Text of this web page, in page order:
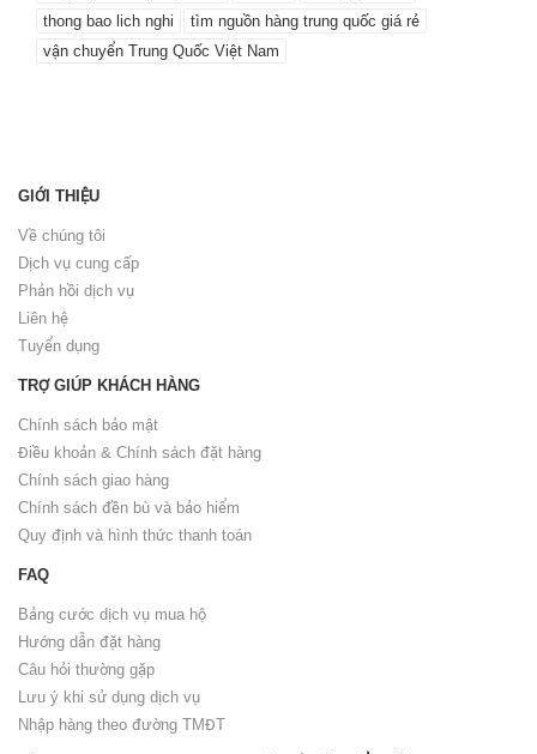
thong bao lich nghi
tìm nguồn hàng trung quốc giá rẻ
vận chuyển Trung Quốc Việt Nam
GIỚI THIỆU
Về chúng tôi
Dịch vụ cung cấp
Phản hồi dịch vụ
Liên hệ
Tuyển dụng
TRỢ GIÚP KHÁCH HÀNG
Chính sách bảo mật
Điều khoản & Chính sách đặt hàng
Chính sách giao hàng
Chính sách đền bù và bảo hiểm
Quy định và hình thức thanh toán
FAQ
Bảng cước dịch vụ mua hộ
Hướng dẫn đặt hàng
Câu hỏi thường gặp
Lưu ý khi sử dụng dịch vụ
Nhập hàng theo đường TMĐT